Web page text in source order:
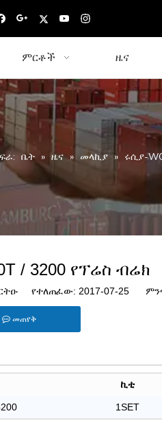
ምርቶች ዜና
ቤት » ዜና » መላኪያ » ሩሲያ-
/ 3200 የፕሬስ ብሬክ
የተለጠፈው: 2017-07-25
መጠየቅ
ኪቲ
1SET